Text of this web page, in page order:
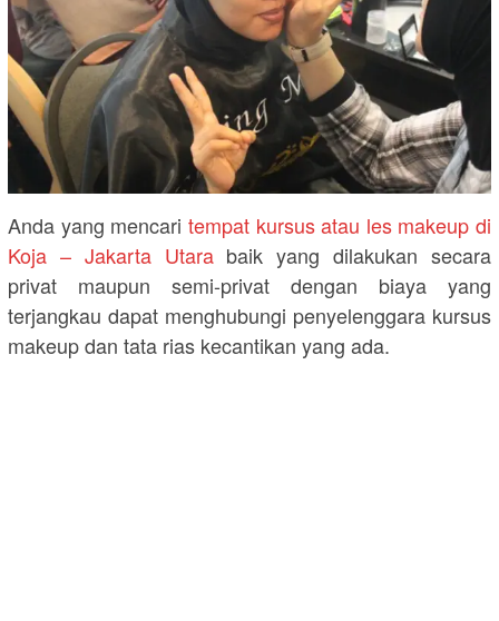
Anda yang mencari tempat kursus atau les makeup di
Koja – Jakarta Utarabaik yang dilakukan secara
privat maupun semi-privat dengan biaya yang
terjangkau dapat menghubungi penyelenggara kursus
makeup dan tata rias kecantikan yang ada.